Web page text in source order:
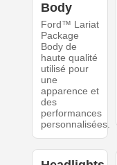
Body
Ford™ Lariat
Package
Body de
haute qualité
utilisé pour
une
apparence et
des
performances
personnalisées.